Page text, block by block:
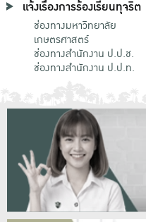
แจ้งเรื่องการร้องเรียนทุจริต
ช่องทางมหาวิทยาลัย
เกษตรศาสตร์
ช่องทางสำนักงาน ป.ป.ช.
ช่องทางสำนักงาน ป.ป.ท.